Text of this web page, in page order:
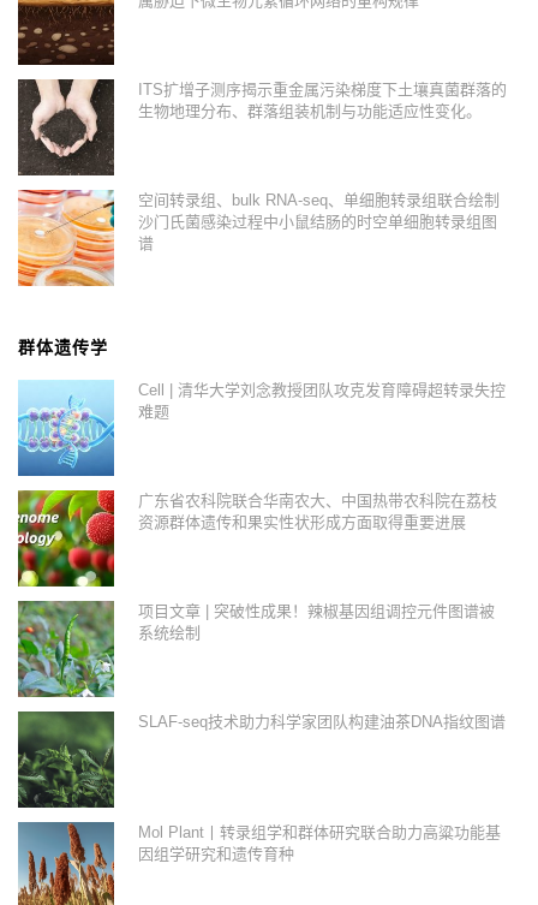
ITS扩增子测序揭示重金属污染梯度下土壤真菌群落的
生物地理分布、群落组装机制与功能适应性变化。
空间转录组、bulk RNA-seq、单细胞转录组联合绘制
沙门氏菌感染过程中小鼠结肠的时空单细胞转录组图
谱
群体遗传学
Cell | 清华大学刘念教授团队攻克发育障碍超转录失控
难题
广东省农科院联合华南农大、中国热带农科院在荔枝
资源群体遗传和果实性状形成方面取得重要进展
项目文章 | 突破性成果！辣椒基因组调控元件图谱被
系统绘制
SLAF-seq技术助力科学家团队构建油茶DNA指纹图谱
Mol Plant丨转录组学和群体研究联合助力高粱功能基
因组学研究和遗传育种